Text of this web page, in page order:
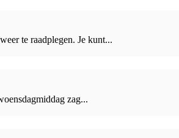
te raadplegen. Je kunt...
zag...